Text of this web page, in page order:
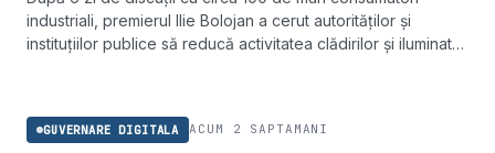
industriali, premierul Ilie Bolojan a cerut autorităților și
instituțiilor publice să reducă activitatea clădirilor și iluminatul
limita consumul marilor clienți cu preaviz de 24 de ore.
GUVERNARE DIGITALA ACUM 2 SAPTAMANI